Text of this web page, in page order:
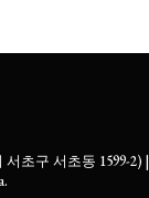
초구 서초동 1599-2) |